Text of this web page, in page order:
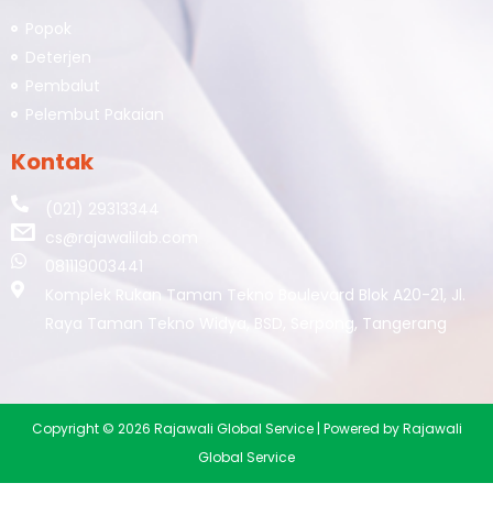
Popok
Deterjen
Pembalut
Pelembut Pakaian
Kontak
(021) 29313344
cs@rajawalilab.com
081119003441
Komplek Rukan Taman Tekno Boulevard Blok A20-21, Jl.
Raya Taman Tekno Widya, BSD, Serpong, Tangerang
Copyright © 2026 Rajawali Global Service | Powered by Rajawali
Global Service